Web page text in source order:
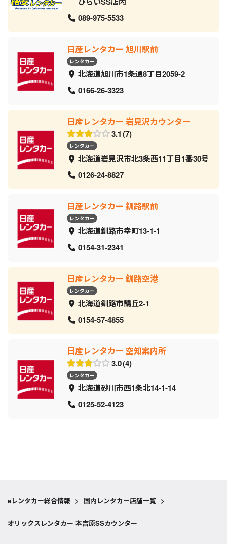
089-975-5533
日産レンタカー 旭川駅前
レンタカー
北海道旭川市1条通8丁目2059‐2
0166-26-3323
日産レンタカー 岩見沢カウンター
3.1 7
レンタカー
北海道岩見沢市北3条西11丁目1番30号
0126-24-8827
日産レンタカー 釧路駅前
レンタカー
北海道釧路市幸町13-1-1
0154-31-2341
日産レンタカー 釧路空港
レンタカー
北海道釧路市鶴丘2-1
0154-57-4855
日産レンタカー 空知案内所
3.0 4
レンタカー
北海道砂川市西1条北14-1-14
0125-52-4123
eレンタカー総合情報 > 国内レンタカー店舗一覧 >
オリックスレンタカー 本吉原SSカウンター